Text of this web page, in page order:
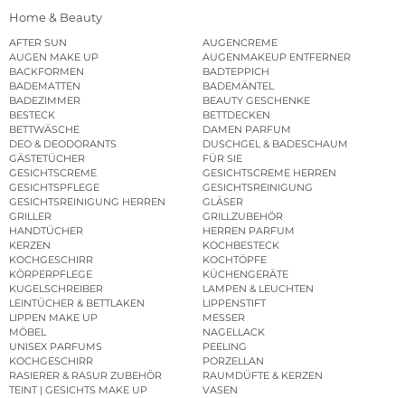
Home & Beauty
AFTER SUN
AUGENCREME
AUGEN MAKE UP
AUGENMAKEUP ENTFERNER
BACKFORMEN
BADTEPPICH
BADEMATTEN
BADEMÄNTEL
BADEZIMMER
BEAUTY GESCHENKE
BESTECK
BETTDECKEN
BETTWÄSCHE
DAMEN PARFUM
DEO & DEODORANTS
DUSCHGEL & BADESCHAUM
GÄSTETÜCHER
FÜR SIE
GESICHTSCREME
GESICHTSCREME HERREN
GESICHTSPFLEGE
GESICHTSREINIGUNG
GESICHTSREINIGUNG HERREN
GLÄSER
GRILLER
GRILLZUBEHÖR
HANDTÜCHER
HERREN PARFUM
KERZEN
KOCHBESTECK
KOCHGESCHIRR
KOCHTÖPFE
KÖRPERPFLEGE
KÜCHENGERÄTE
KUGELSCHREIBER
LAMPEN & LEUCHTEN
LEINTÜCHER & BETTLAKEN
LIPPENSTIFT
LIPPEN MAKE UP
MESSER
MÖBEL
NAGELLACK
UNISEX PARFUMS
PEELING
KOCHGESCHIRR
PORZELLAN
RASIERER & RASUR ZUBEHÖR
RAUMDÜFTE & KERZEN
TEINT | GESICHTS MAKE UP
VASEN